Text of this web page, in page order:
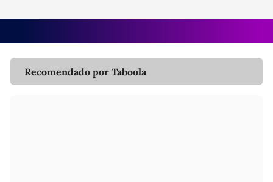
Recomendado por Taboola